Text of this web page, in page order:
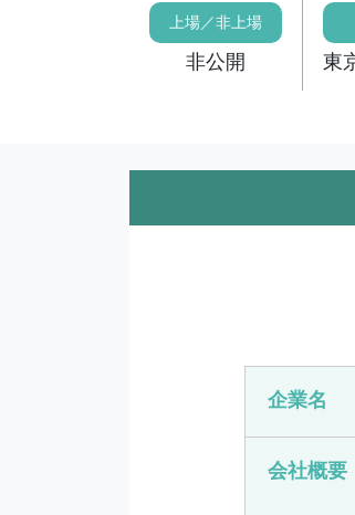
上場／非上場
非公開 東
企業名
会社概要